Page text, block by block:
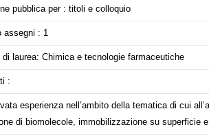
pubblica per : titoli e colloquio
assegni : 1
di laurea: Chimica e tecnologie farmaceutiche
:
esperienza nell’ambito della tematica di cui
di biomolecole, immobilizzazione su superficie